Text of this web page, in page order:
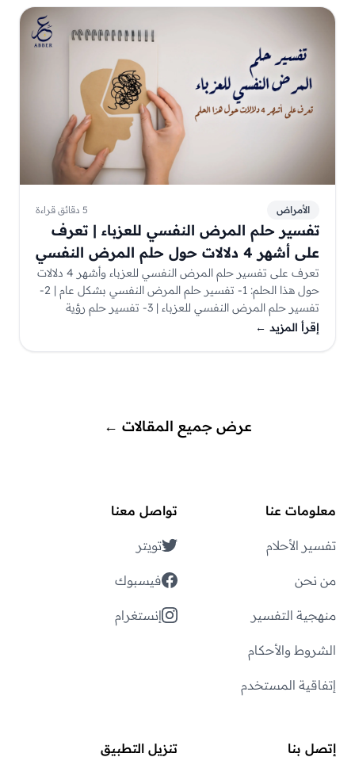
الأمراض 5 دقائق قراءة
تفسير حلم المرض النفسي للعزباء | تعرف
على أشهر 4 دلالات حول حلم المرض النفسي
تعرف على تفسير حلم المرض النفسي للعزباء وأشهر 4 دلالات
حول هذا الحلم: 1- تفسير حلم المرض النفسي بشكل عام | 2-
تفسير حلم المرض النفسي للعزباء | 3- تفسير حلم رؤية
إقرأ المزيد ←
عرض جميع المقالات ←
معلومات عنا
تفسير الأحلام
من نحن
منهجية التفسير
الشروط والأحكام
إتفاقية المستخدم
تواصل معنا
تويتر
فيسبوك
إنستغرام
إتصل بنا تنزيل التطبيق